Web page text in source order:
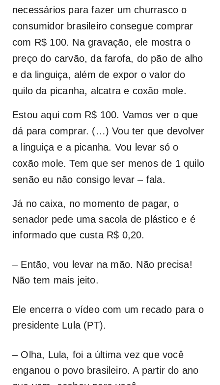
necessários para fazer um churrasco o
consumidor brasileiro consegue comprar
com R$ 100. Na gravação, ele mostra o
preço do carvão, da farofa, do pão de alho
e da linguiça, além de expor o valor do
quilo da picanha, alcatra e coxão mole.
Estou aqui com R$ 100. Vamos ver o que
dá para comprar. (…) Vou ter que devolver
a linguiça e a picanha. Vou levar só o
coxão mole. Tem que ser menos de 1 quilo
senão eu não consigo levar – fala.
Já no caixa, no momento de pagar, o
senador pede uma sacola de plástico e é
informado que custa R$ 0,20.
– Então, vou levar na mão. Não precisa!
Não tem mais jeito.
Ele encerra o vídeo com um recado para o
presidente Lula (PT).
– Olha, Lula, foi a última vez que você
enganou o povo brasileiro. A partir do ano